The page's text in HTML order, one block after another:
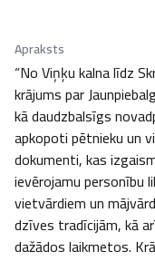
Apraksts
“No Viņķu kalna līdz
krājums par
kā daudzbalsīgs
apkopoti pētnieku un
dokumenti, kas
ievērojamu
vietvārdiem un
dzīves tradīcijām, kā
dažādos laikmetos.